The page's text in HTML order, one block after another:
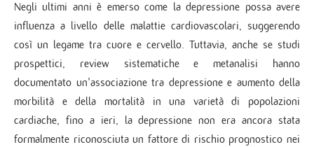
Negli ultimi anni è emerso come la depressione possa avere
influenza a livello delle malattie cardiovascolari, suggerendo
così un legame tra cuore e cervello. Tuttavia, anche se studi
prospettici, review sistematiche e metanalisi hanno
documentato un'associazione tra depressione e aumento della
morbilità e della mortalità in una varietà di popolazioni
cardiache, fino a ieri, la depressione non era ancora stata
formalmente riconosciuta un fattore di rischio prognostico nei